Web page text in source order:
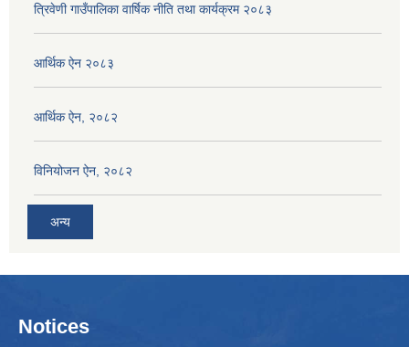
त्रिवेणी गाउँपालिका वार्षिक नीति तथा कार्यक्रम २०८३
आर्थिक ऐन २०८३
आर्थिक ऐन, २०८२
विनियोजन ऐन, २०८२
अन्य
Notices